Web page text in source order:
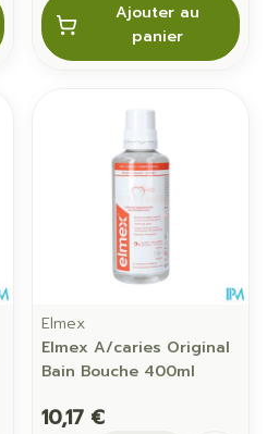
Ajouter au
panier
Elmex
Elmex A/caries Original
Bain Bouche 400ml
10,17 €